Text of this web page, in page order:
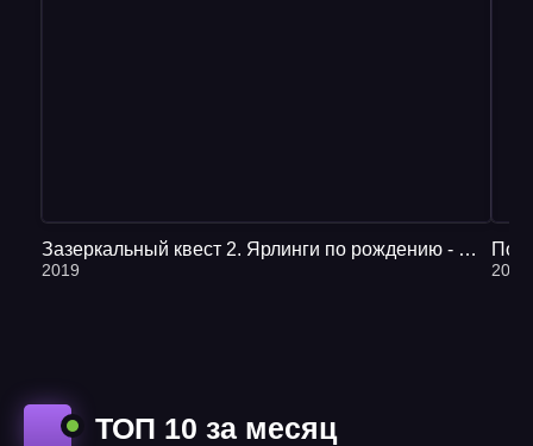
ТОП 10 за месяц
Зазеркальный квест 2. Ярлинги по рождению - Михей Абевега
2019 2020